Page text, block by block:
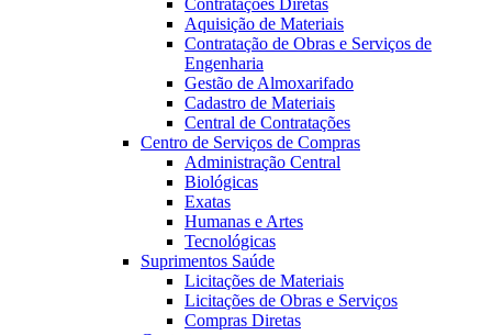
Contratações Diretas
Aquisição de Materiais
Contratação de Obras e Serviços de
Engenharia
Gestão de Almoxarifado
Cadastro de Materiais
Central de Contratações
Centro de Serviços de Compras
Administração Central
Biológicas
Exatas
Humanas e Artes
Tecnológicas
Suprimentos Saúde
Licitações de Materiais
Licitações de Obras e Serviços
Compras Diretas